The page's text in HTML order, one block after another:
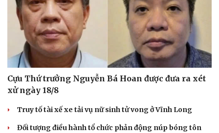
Cựu Thứ trưởng Nguyễn Bá Hoan được đưa ra xét
xử ngày 18/8
Truy tố tài xế xe tải vụ nữ sinh tử vong ở Vĩnh Long
Đối tượng điều hành tổ chức phản động núp bóng tôn